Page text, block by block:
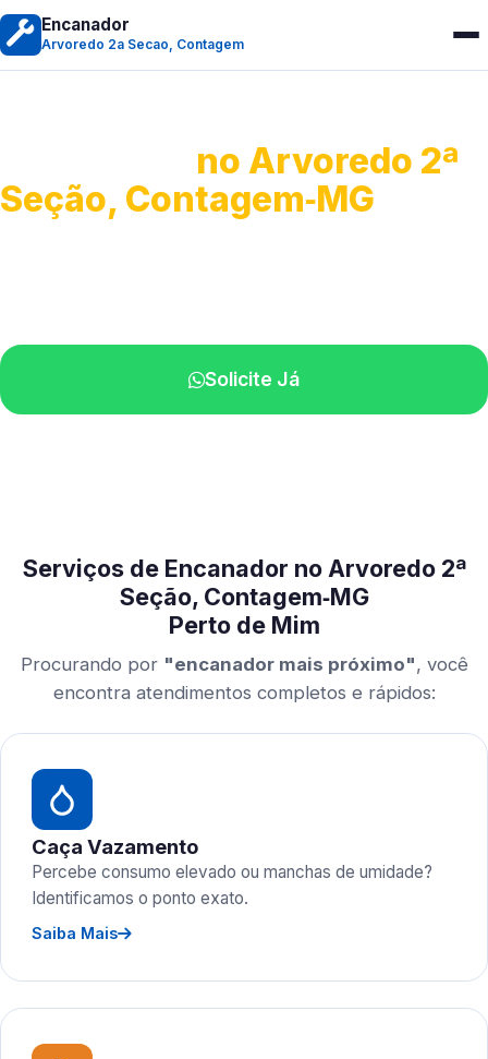
Encanador
Arvoredo 2a Secao, Contagem
no Arvoredo 2ª
Seção, Contagem‑MG
Solicite Já
Serviços de Encanador no Arvoredo 2ª
Seção, Contagem‑MG
Perto de Mim
Procurando por "encanador mais próximo", você
encontra atendimentos completos e rápidos:
Caça Vazamento
Percebe consumo elevado ou manchas de umidade?
Identificamos o ponto exato.
Saiba Mais